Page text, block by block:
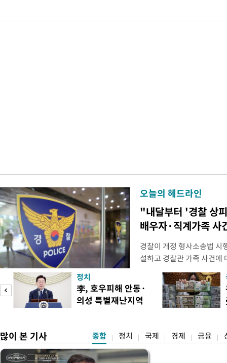
오늘의 헤드라인
"내달부터 '경찰 상
배우자·직계가족 사
경찰이 개정 형사소송법 시
설하고 경찰관 가족 사건에
피제'를 도입한다. 경찰청
후속 조치 태스크포스
우선 올해 하반기 인사에
하던 수사감찰 기능을 인
정치
李, 호우피해 안동·
의성 특별재난지역
많이 본 기사 종합 정치 국제 경제 금융